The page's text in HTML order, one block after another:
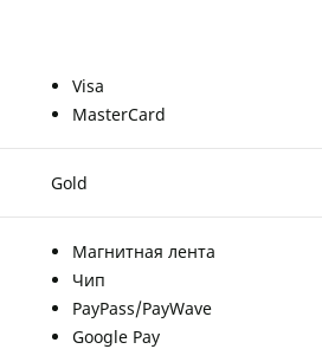
Visa
MasterCard
Gold
Магнитная лента
Чип
PayPass/PayWave
Google Pay